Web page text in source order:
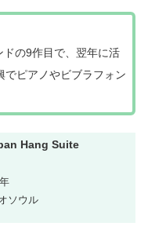
の9作目で、翌年に活
でピアノやビブラフォン
Hang Suite
ソウル